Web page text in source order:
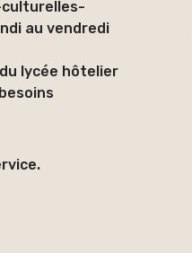
culturelles-
au vendredi
lycée hôtelier